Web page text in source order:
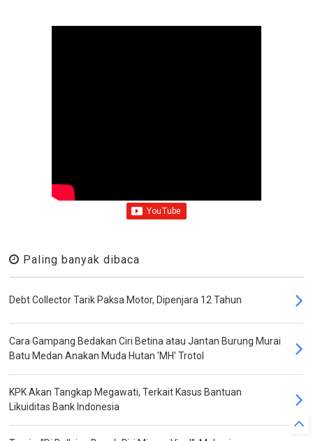
Paling banyak dibaca
Debt Collector Tarik Paksa Motor, Dipenjara 12 Tahun
Cara Gampang Bedakan Ciri Betina atau Jantan Burung Murai
Batu Medan Anakan Muda Hutan 'MH' Trotol
KPK Akan Tangkap Megawati, Terkait Kasus Bantuan
Likuiditas Bank Indonesia